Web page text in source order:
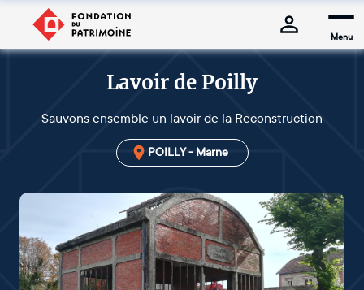
Menu
Lavoir de Poilly
Sauvons ensemble un lavoir de la Reconstruction
POILLY - Marne